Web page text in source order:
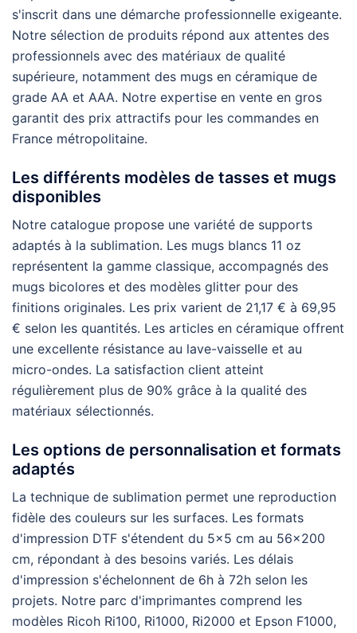
s'inscrit dans une démarche professionnelle exigeante.
Notre sélection de produits répond aux attentes des
professionnels avec des matériaux de qualité
supérieure, notamment des mugs en céramique de
grade AA et AAA. Notre expertise en vente en gros
garantit des prix attractifs pour les commandes en
France métropolitaine.
Les différents modèles de tasses et mugs
disponibles
Notre catalogue propose une variété de supports
adaptés à la sublimation. Les mugs blancs 11 oz
représentent la gamme classique, accompagnés des
mugs bicolores et des modèles glitter pour des
finitions originales. Les prix varient de 21,17 € à 69,95
€ selon les quantités. Les articles en céramique offrent
une excellente résistance au lave-vaisselle et au
micro-ondes. La satisfaction client atteint
régulièrement plus de 90% grâce à la qualité des
matériaux sélectionnés.
Les options de personnalisation et formats
adaptés
La technique de sublimation permet une reproduction
fidèle des couleurs sur les surfaces. Les formats
d'impression DTF s'étendent du 5×5 cm au 56×200
cm, répondant à des besoins variés. Les délais
d'impression s'échelonnent de 6h à 72h selon les
projets. Notre parc d'imprimantes comprend les
modèles Ricoh Ri100, Ri1000, Ri2000 et Epson F1000,